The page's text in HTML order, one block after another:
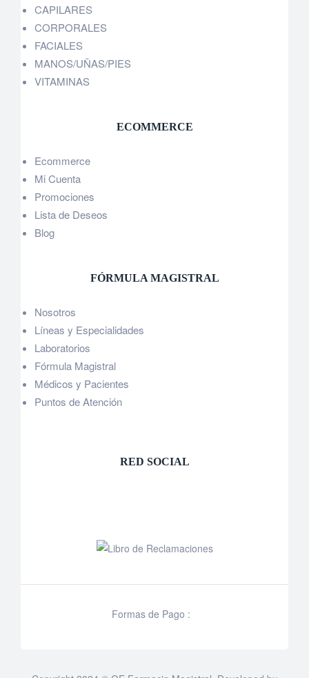
CAPILARES
CORPORALES
FACIALES
MANOS/UÑAS/PIES
VITAMINAS
ECOMMERCE
Ecommerce
Mi Cuenta
Promociones
Lista de Deseos
Blog
FÓRMULA MAGISTRAL
Nosotros
Líneas y Especialidades
Laboratorios
Fórmula Magistral
Médicos y Pacientes
Puntos de Atención
RED SOCIAL
Formas de Pago :